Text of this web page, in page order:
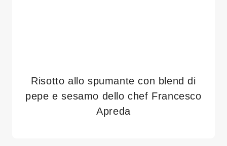
Risotto allo spumante con blend di
pepe e sesamo dello chef Francesco
Apreda